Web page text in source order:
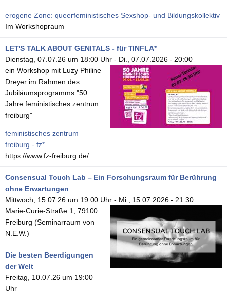
erogene Zone: queerfeministisches Sexshop- und Bildungskollektiv
Im Workshopraum
LET'S TALK ABOUT GENITALS - für TINFLA*
Dienstag, 07.07.26 um 18:00 Uhr - Di., 07.07.2026 - 20:00
ein Workshop mit Luzy Philine
Dreyer im Rahmen des
Jubiläumsprogramms "50
Jahre feministisches zentrum
freiburg"
feministisches zentrum
freiburg - fz*
https://www.fz-freiburg.de/
Consensual Touch Lab – Ein Forschungsraum für Berührung
ohne Erwartungen
Mittwoch, 15.07.26 um 19:00 Uhr - Mi., 15.07.2026 - 21:30
Marie-Curie-Straße 1, 79100
Freiburg (Seminarraum von
N.E.W.)
Die besten Beerdigungen
der Welt
Freitag, 10.07.26 um 19:00
Uhr